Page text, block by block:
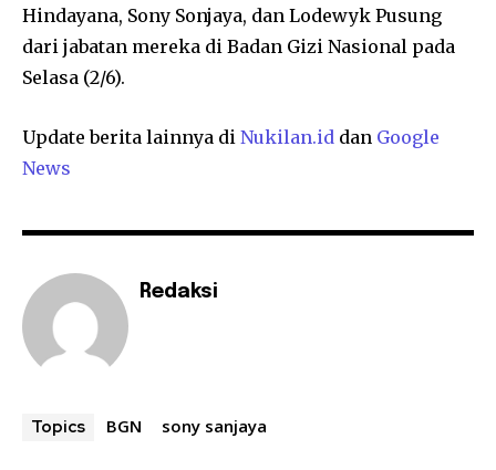
Hindayana, Sony Sonjaya, dan Lodewyk Pusung
dari jabatan mereka di Badan Gizi Nasional pada
Selasa (2/6).
Update berita lainnya di Nukilan.id dan Google
News
Redaksi
Topics BGN sony sanjaya